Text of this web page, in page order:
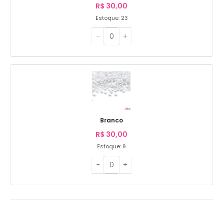
R$ 30,00
Estoque: 23
Branco
R$ 30,00
Estoque: 9